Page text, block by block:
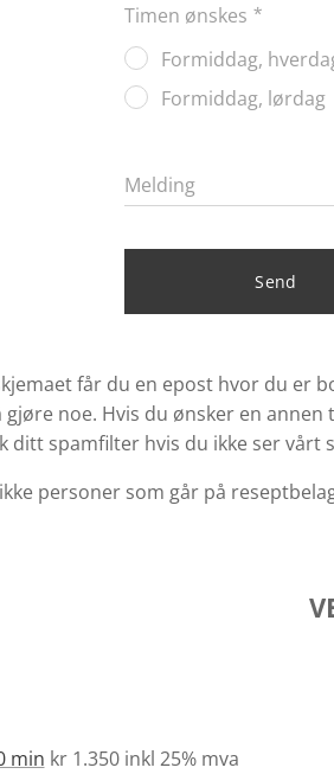
Timen ønskes
Formiddag,
Formiddag, lørdag
Melding
Send
får du en epost hvor du er
gjøre noe. Hvis du ønsker en
ditt spamfilter hvis du ikke ser vårt
personer som går på
min kr 1.350 inkl 25% mva